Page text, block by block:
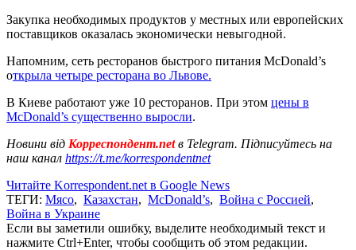
Закупка необходимых продуктов у местных или европейских
поставщиков оказалась экономически невыгодной.
Напомним, сеть ресторанов быстрого питания McDonald’s
открыла четыре ресторана во Львове.
В Киеве работают уже 10 ресторанов. При этом цены в
McDonald’s существенно выросли.
Новини від Корреспондент.netв Telegram. Підписуйтесь на
наш канал https://t.me/korrespondentnet
Читайте Korrespondent.net в Google News
ТЕГИ: Мясо, Казахстан, McDonald’s, Война с Россией,
Война в Украине
Если вы заметили ошибку, выделите необходимый текст и
нажмите Ctrl+Enter, чтобы сообщить об этом редакции.